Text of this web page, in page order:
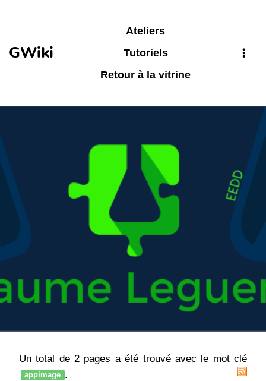
GWiki
Ateliers
Tutoriels
Retour à la vitrine
Un total de 2 pages a été trouvé avec le mot clé
appimage .